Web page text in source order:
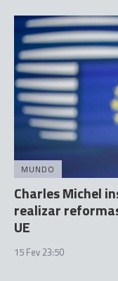
MUNDO
Charles Michel
realizar
UE
15 Fev 23:50